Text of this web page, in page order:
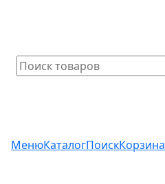
МенюКаталогПоискКорзина